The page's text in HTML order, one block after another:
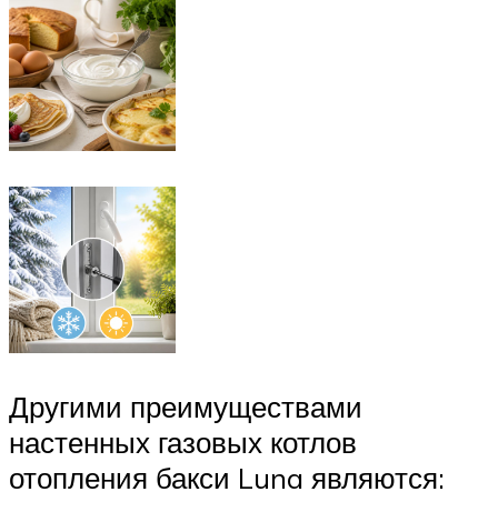
Другими преимуществами
настенных газовых котлов
отопления бакси Luna являются: